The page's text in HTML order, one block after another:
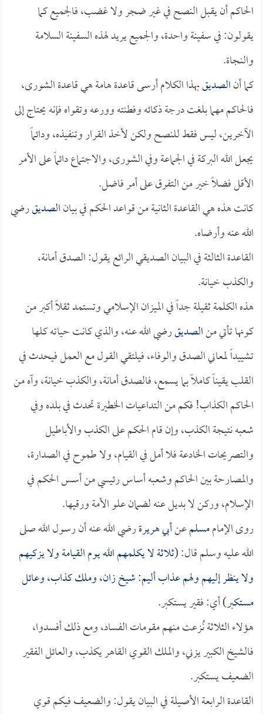
الحاكم أن يقبل النصح في غير ضجر ولا غضب، فالجميع كما
يقولون: في سفينة واحدة، والجميع يريد لهذه السفينة السلامة
والنجاة.
كما أنالصديقبهذا الكلام أرسى قاعدة هامة هي قاعدة الشورى،
فالحاكم مهما بلغت درجة ذكائه وفطنته وورعه وتقواه فإنه يحتاج إلى
الآخرين، ليس فقط للنصح ولكن لأخذ القرار وتنفيذه، ودائماً
يجعل الله البركة في الجماعة وفي الشورى، والاجتماع دائماً على الأمر
الأقل فضلاً خير من التفرق على أمر فاضل.
كانت هذه هي القاعدة الثانية من قواعد الحكم في بيانالصديقرضي
الله عنه وأرضاه.
القاعدة الثالثة في البيان الصديقي الرائع يقول: الصدق أمانة،
والكذب خيانة.
هذه الكلمة ثقيلة جداً في الميزان الإسلامي وتستمد ثقلاً أكبر من
كونها تأتي منالصديقرضي الله عنه، والذي كانت حياته كلها
تشييداً لمعاني الصدق والوفاء، فيلتقي القول مع العمل فيحدث في
القلب يقيناً كاملاً بما يسمع، فالصدق أمانة، والكذب خيانة، وآه من
الحاكم الكذاب! فكم من التداعيات الخطيرة تحدث في بلده وفي
شعبه نتيجة الكذب، وإن قام الحكم على الكذب والأباطيل
والتصريحات الخادعة فلا أمل في القيام، ولا طموح في الصدارة،
والمصارحة بين الحاكم وشعبه أساس رئيسي من أسس الحكم في
الإسلام، وركن لا بديل عنه لضمان علو الأمة ورقيها.
روى الإماممسلمعنأبي هريرةرضي الله عنه أن رسول الله صلى
الله عليه وسلم قال: (ثلاثة لا يكلمهم الله يوم القيامة ولا يزكيهم
ولا ينظر إليهم ولهم عذاب أليم: شيخ زان، وملك كذاب، وعائل
مستكبر) أي: فقير يستكبر.
هؤلاء الثلاثة نُزعت منهم مقومات الفساد، ومع ذلك أفسدوا،
فالشيخ الكبير يزني، والملك القوي القاهر يكذب، والعائل الفقير
الضعيف يستكبر.
القاعدة الرابعة الأصيلة في البيان يقول: والضعيف فيكم قوي